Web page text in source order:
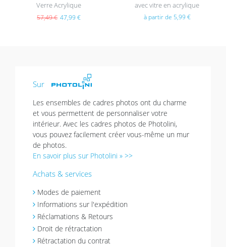
Verre Acrylique
57,49 € 47,99 €
avec vitre en acrylique
à partir de 5,99 €
Sur
Les ensembles de cadres photos ont du charme
et vous permettent de personnaliser votre
intérieur. Avec les cadres photos de Photolini,
vous pouvez facilement créer vous-même un mur
de photos.
En savoir plus sur Photolini » >>
Achats & services
Modes de paiement
Informations sur l'expédition
Réclamations & Retours
Droit de rétractation
Rétractation du contrat